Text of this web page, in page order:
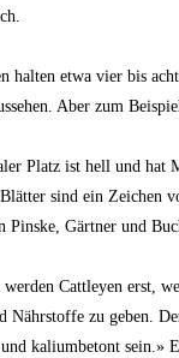
halten etwa vier bis
Aber zum
Platz ist hell und hat
sind ein Zeichen
Pinske, Gärtner und
werden Cattleyen erst,
Nährstoffe zu geben.
kaliumbetont sein.»